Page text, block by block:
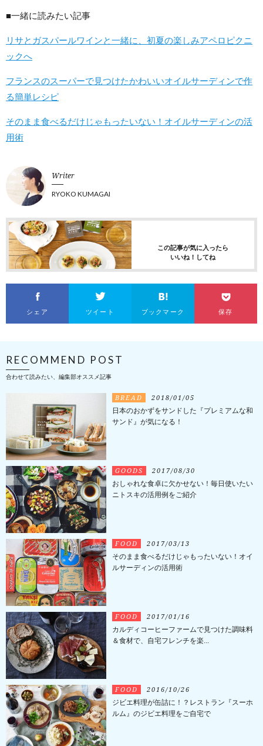
■一緒に読みたい記事
リサとガスパールワインと一緒に、初夏の楽しみアペロピクニ
ックへ
フランスのスーパーで見つけたかわいいオイルサーディンで作
る簡単レシピ
そのまま食べるだけじゃもったいない！オイルサーディンの活
用術
Writer
RYOKO KUMAGAI
この記事が気に入ったら
いいね！してね
シェア ツイート ブックマーク 保存
RECOMMEND POST
合わせて読みたい、編集部オススメ記事
BREAD 2018/01/05
日本のおかずをサンドした『プレミアムな和
サンド』が気になる！
GOODS 2017/08/30
おしゃれな食卓に欠かせない！毎日使いたい
ニトスキの活用例をご紹介
FOOD 2017/03/13
そのまま食べるだけじゃもったいない！オイ
ルサーディンの活用術
FOOD 2017/01/16
カルディコーヒーファームで見つけた調味料
＆食材で、自宅フレンチを楽...
FOOD 2016/10/26
ジビエ料理が缶詰に！？レストラン『スーホ
ルム』のジビエ料理をご自宅で